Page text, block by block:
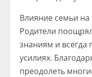
Влияние семьи
Родители
знаниям и всегда
усилиях.
преодолеть